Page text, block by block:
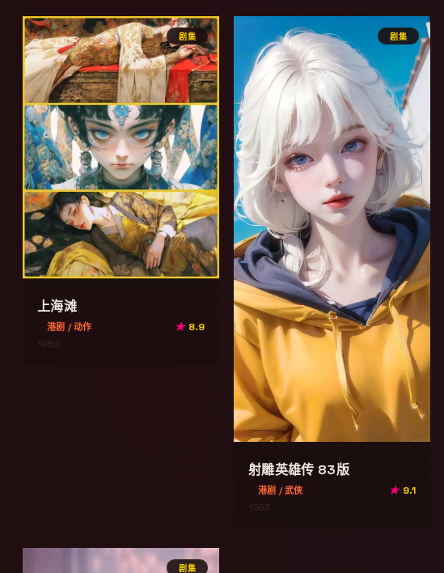
剧集
上海滩
港剧 / 动作 ★ 8.9
1980
剧集
射雕英雄传 83版
港剧 / 武侠 ★ 9.1
1983
剧集